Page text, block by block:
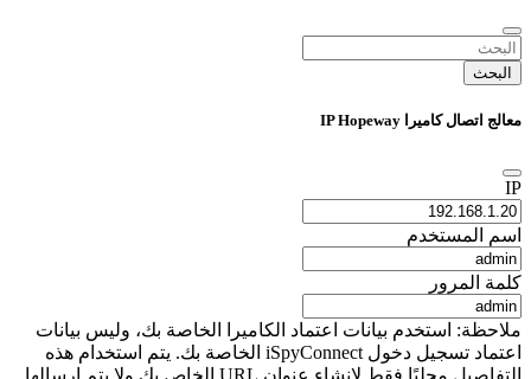
البحث
معالج اتصال كاميرا IP Hopeway
IP
اسم المستخدم
كلمة المرور
ملاحظة: استخدم بيانات اعتماد الكاميرا الخاصة بك، وليس بيانات
اعتماد تسجيل دخول iSpyConnect الخاصة بك. يتم استخدام هذه
التفاصيل محليًا فقط لإنشاء عنوان URL الخاص بك ولا يتم إرسالها